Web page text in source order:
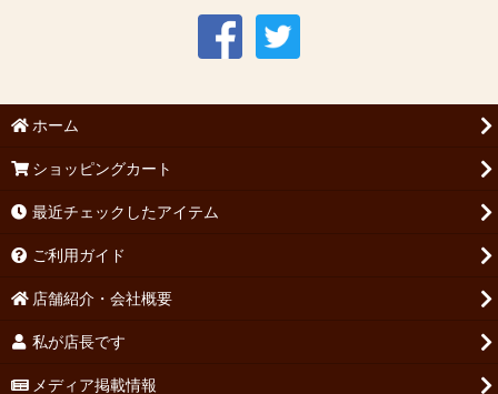
ホーム
ショッピングカート
最近チェックしたアイテム
ご利用ガイド
店舗紹介・会社概要
私が店長です
メディア掲載情報